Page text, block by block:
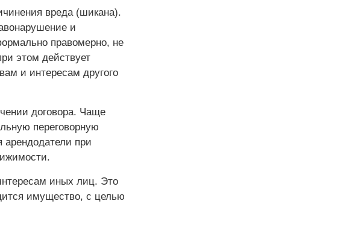
вреда (шикана).
и
правомерно, не
этом действует
и интересам другого
договора. Чаще
переговорную
при
иных лиц. Это
имущество, с целью